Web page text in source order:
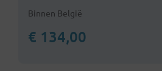
Binnen België
€ 134,00